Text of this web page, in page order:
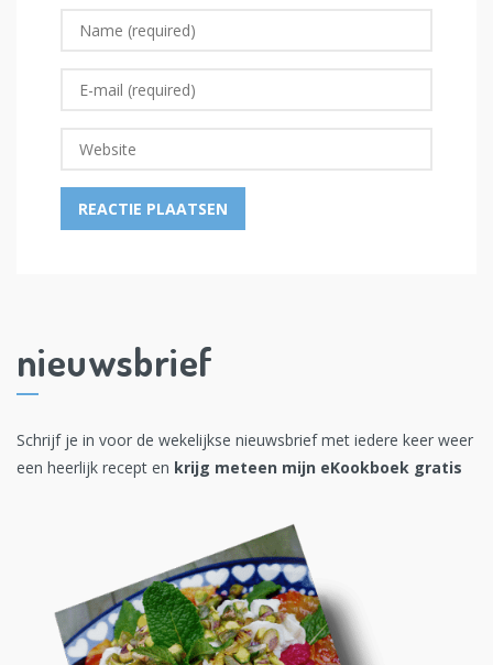
nieuwsbrief
Schrijf je in voor de wekelijkse nieuwsbrief met iedere keer weer
een heerlijk recept en krijg meteen mijn eKookboek gratis